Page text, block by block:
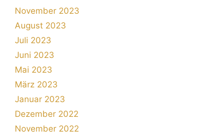
November 2023
August 2023
Juli 2023
Juni 2023
Mai 2023
März 2023
Januar 2023
Dezember 2022
November 2022